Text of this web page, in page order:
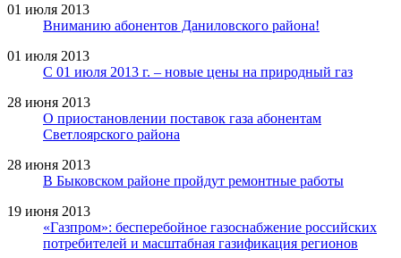
01 июля 2013
Вниманию абонентов Даниловского района!
01 июля 2013
С 01 июля 2013 г. – новые цены на природный газ
28 июня 2013
О приостановлении поставок газа абонентам
Светлоярского района
28 июня 2013
В Быковском районе пройдут ремонтные работы
19 июня 2013
«Газпром»: бесперебойное газоснабжение российских
потребителей и масштабная газификация регионов